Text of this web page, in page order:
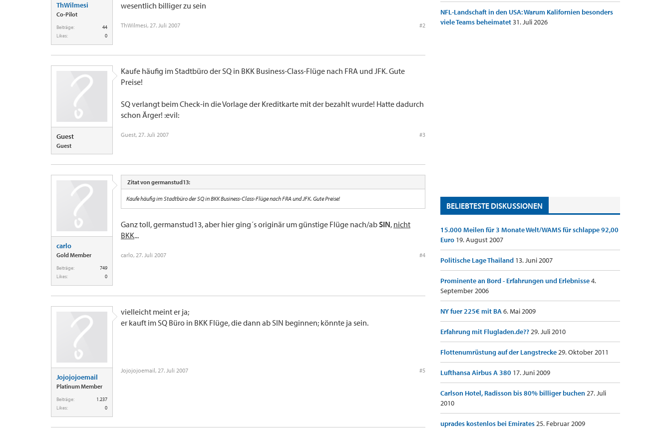
ThWilmesi
Co-Pilot
Beiträge:
44
Likes:
0
wesentlich billiger zu sein
ThWilmesi, 27. Juli 2007 #2
Guest
Guest
Kaufe häufig im Stadtbüro der SQ in BKK Business-Class-Flüge nach FRA und JFK. Gute
Preise!
SQ verlangt beim Check-in die Vorlage der Kreditkarte mit der bezahlt wurde! Hatte dadurch
schon Ärger! :evil:
Guest, 27. Juli 2007 #3
carlo
Gold Member
Beiträge:
749
Likes:
0
Zitat von germanstud13:
Kaufe häufig im Stadtbüro der SQ in BKK Business-Class-Flüge nach FRA und JFK. Gute Preise!
Ganz toll, germanstud13, aber hier ging´s originär um günstige Flüge nach/abSIN, nicht
BKK...
carlo, 27. Juli 2007 #4
Jojojojoemail
Platinum Member
Beiträge:
1.237
Likes:
0
vielleicht meint er ja;
er kauft im SQ Büro in BKK Flüge, die dann ab SIN beginnen; könnte ja sein.
Jojojojoemail, 27. Juli 2007 #5
NFL-Landschaft in den USA: Warum Kalifornien besonders
viele Teams beheimatet31. Juli 2026
BELIEBTESTE DISKUSSIONEN
15.000 Meilen für 3 Monate Welt/WAMS für schlappe 92,00
Euro 19. August 2007
Politische Lage Thailand 13. Juni 2007
Prominente an Bord - Erfahrungen und Erlebnisse4.
September 2006
NY fuer 225€ mit BA6. Mai 2009
Erfahrung mit Flugladen.de??29. Juli 2010
Flottenumrüstung auf der Langstrecke29. Oktober 2011
Lufthansa Airbus A 380 17. Juni 2009
Carlson Hotel, Radisson bis 80% billiger buchen27. Juli
2010
uprades kostenlos bei Emirates25. Februar 2009